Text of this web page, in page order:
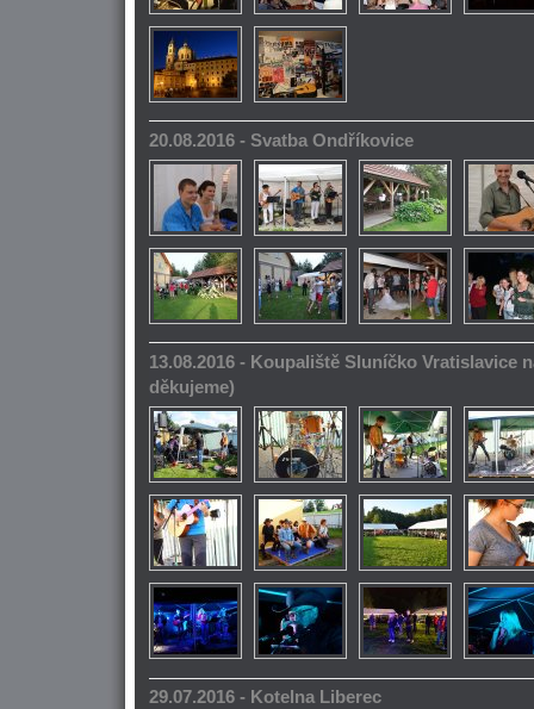
20.08.2016 - Svatba Ondříkovice
13.08.2016 - Koupaliště Sluníčko Vratislavice
děkujeme)
29.07.2016 - Kotelna Liberec